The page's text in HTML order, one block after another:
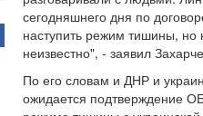
сегодняшнего дня по
наступить режим тишины, но
неизвестно", - заявил
По его словам и ДНР и
ожидается подтверждение